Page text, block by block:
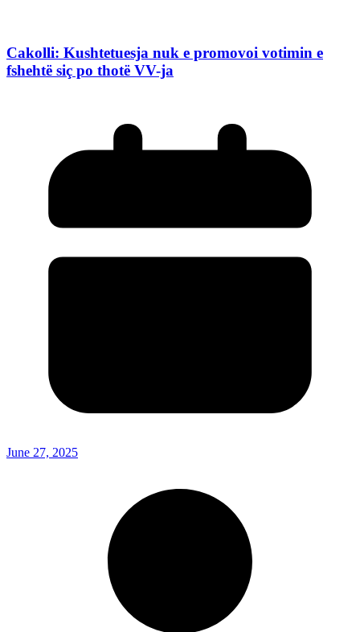
Cakolli: Kushtetuesja nuk e promovoi votimin e
fshehtë siç po thotë VV-ja
June 27, 2025